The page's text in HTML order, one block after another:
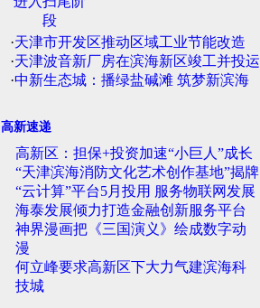
·天津市开发区推动区域工业节能改造
·天津波音新厂房在滨海新区竣工并投运
·中新生态城：播绿盐碱滩 筑梦新滨海
高新速递
高新区：担保+投资加速“小巨人”成长
“天津滨海消防文化艺术创作基地”揭牌
“云计算”平台5月投用 服务物联网发展
海泰发展倾力打造金融创新服务平台
神界漫画把《三国演义》绘成数字动
漫
何立峰要求高新区下大力气建滨海科
技城